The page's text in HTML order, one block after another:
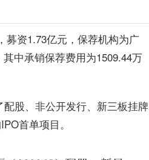
募资1.73亿元，保荐机构为广
中承销保荐费用为1509.44万
股、非公开发行、新三板挂牌
首单项目。